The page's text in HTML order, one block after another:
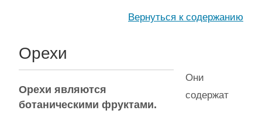
Вернуться к содержанию
Орехи
Орехи являются
ботаническими фруктами.
Они
содержат